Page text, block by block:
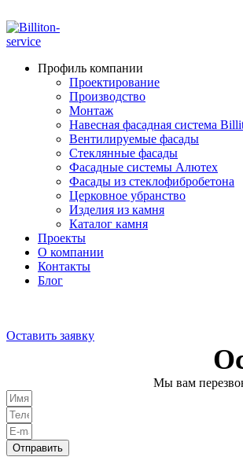
Профиль компании
Проектирование
Производство
Монтаж
Навесная фасадная система
Вентилируемые фасады
Стеклянные фасады
Фасадные системы Алютех
Фасады из стеклофибробетона
Церковное убранство
Изделия из камня
Каталог камня
Проекты
О компании
Контакты
Блог
Оставить заявку
Мы вам
Отправить